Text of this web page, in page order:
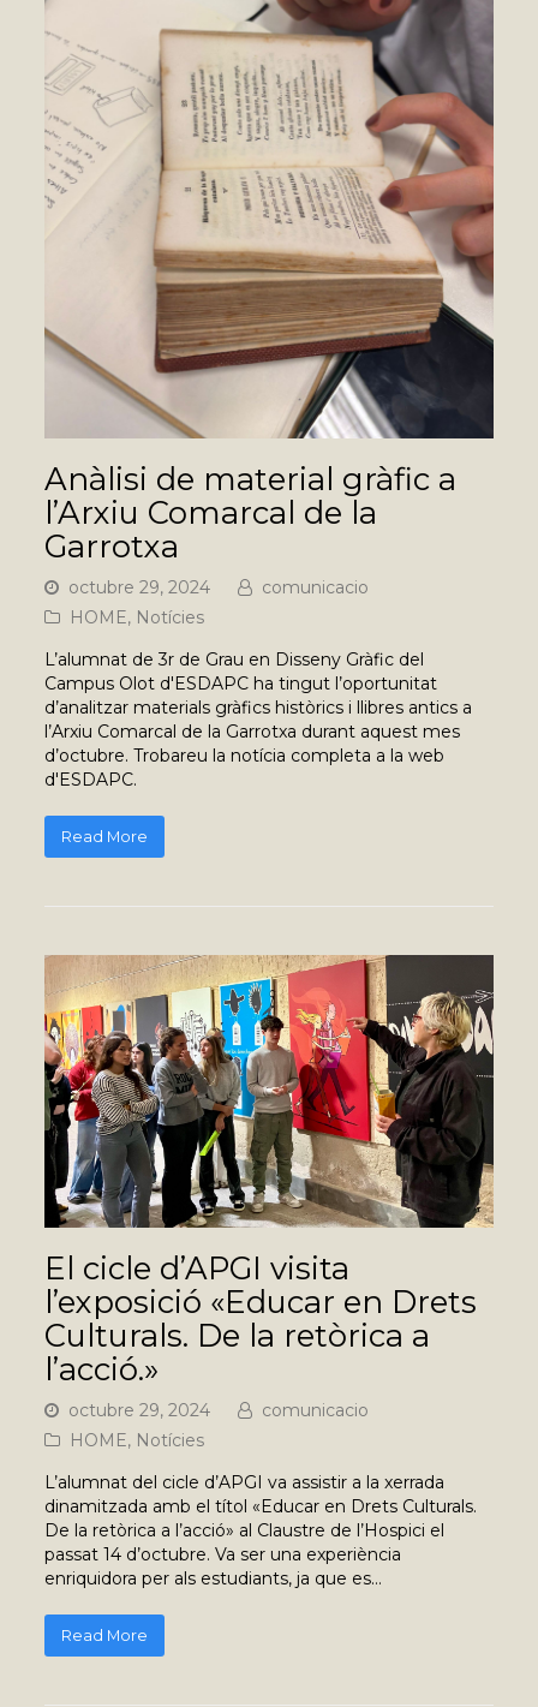
Anàlisi de material gràfic a
l’Arxiu Comarcal de la
Garrotxa
octubre 29, 2024
comunicacio
HOME, Notícies
L’alumnat de 3r de Grau en Disseny Gràfic del
Campus Olot d'ESDAPC ha tingut l’oportunitat
d’analitzar materials gràfics històrics i llibres antics a
l’Arxiu Comarcal de la Garrotxa durant aquest mes
d’octubre. Trobareu la notícia completa a la web
d'ESDAPC.
Read More
El cicle d’APGI visita
l’exposició «Educar en Drets
Culturals. De la retòrica a
l’acció.»
octubre 29, 2024
comunicacio
HOME, Notícies
L’alumnat del cicle d’APGI va assistir a la xerrada
dinamitzada amb el títol «Educar en Drets Culturals.
De la retòrica a l’acció» al Claustre de l’Hospici el
passat 14 d’octubre. Va ser una experiència
enriquidora per als estudiants, ja que es…
Read More